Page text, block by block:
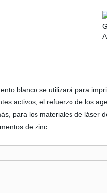
blanco se utilizará para
activos, el refuerzo de los
para los materiales de láser
de zinc.